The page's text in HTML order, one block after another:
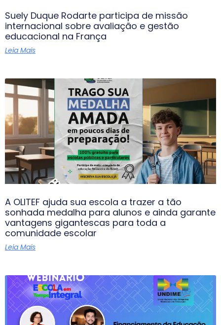
Suely Duque Rodarte participa de missão
internacional sobre avaliação e gestão
educacional na França
Leia Mais
A OLITEF ajuda sua escola a trazer a tão
sonhada medalha para alunos e ainda garante
vantagens gigantescas para toda a
comunidade escolar
Leia Mais